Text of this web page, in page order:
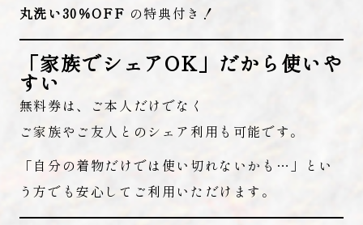
丸洗い30％OFF の特典付き！
「家族でシェアOK」だから使いや
すい
無料券は、ご本人だけでなく
ご家族やご友人とのシェア利用も可能です。
「自分の着物だけでは使い切れないかも…」とい
う方でも安心してご利用いただけます。